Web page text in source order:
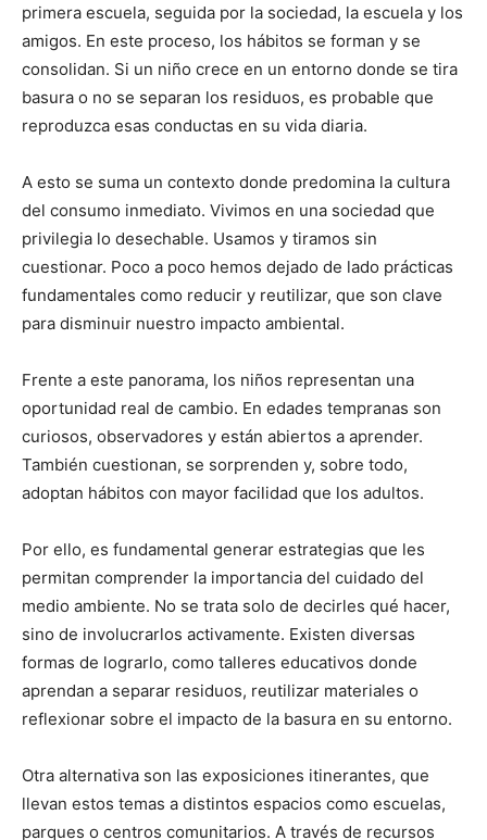
primera escuela, seguida por la sociedad, la escuela y los
amigos. En este proceso, los hábitos se forman y se
consolidan. Si un niño crece en un entorno donde se tira
basura o no se separan los residuos, es probable que
reproduzca esas conductas en su vida diaria.
A esto se suma un contexto donde predomina la cultura
del consumo inmediato. Vivimos en una sociedad que
privilegia lo desechable. Usamos y tiramos sin
cuestionar. Poco a poco hemos dejado de lado prácticas
fundamentales como reducir y reutilizar, que son clave
para disminuir nuestro impacto ambiental.
Frente a este panorama, los niños representan una
oportunidad real de cambio. En edades tempranas son
curiosos, observadores y están abiertos a aprender.
También cuestionan, se sorprenden y, sobre todo,
adoptan hábitos con mayor facilidad que los adultos.
Por ello, es fundamental generar estrategias que les
permitan comprender la importancia del cuidado del
medio ambiente. No se trata solo de decirles qué hacer,
sino de involucrarlos activamente. Existen diversas
formas de lograrlo, como talleres educativos donde
aprendan a separar residuos, reutilizar materiales o
reflexionar sobre el impacto de la basura en su entorno.
Otra alternativa son las exposiciones itinerantes, que
llevan estos temas a distintos espacios como escuelas,
parques o centros comunitarios. A través de recursos